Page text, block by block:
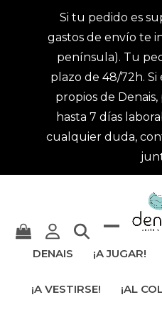
Si tu pedido es
gastos de envío te
península). Tu
plazo de 48/72h.
propios de
hasta 7 días
cualquier duda,
ocultar
móvil
DENAIS ¡A JUGAR!
¡A VESTIRSE! ¡AL